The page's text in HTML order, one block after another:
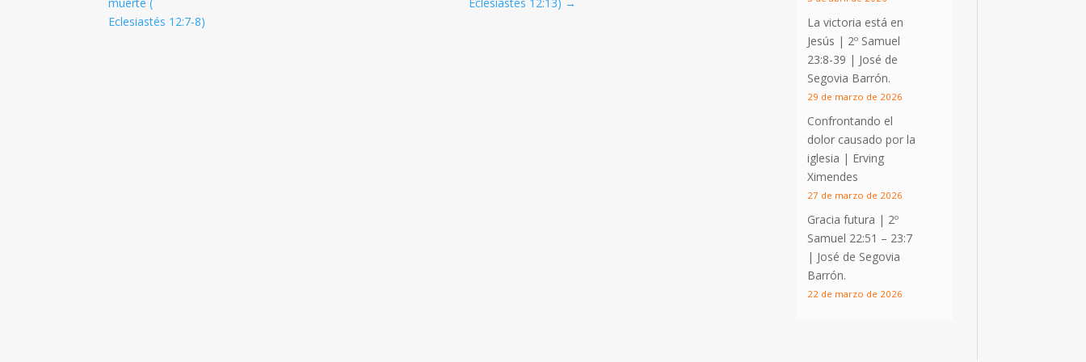
Eclesiastés 12:7-8)
La victoria está en
Jesús | 2º Samuel
23:8-39 | José de
Segovia Barrón.
29 de marzo de 2026
Confrontando el
dolor causado por la
iglesia | Erving
Ximendes
27 de marzo de 2026
Gracia futura | 2º
Samuel 22:51 – 23:7
| José de Segovia
Barrón.
22 de marzo de 2026